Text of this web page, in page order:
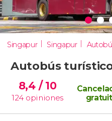
Singapur Singapur
Autobús
8,4 / 10
124 opiniones